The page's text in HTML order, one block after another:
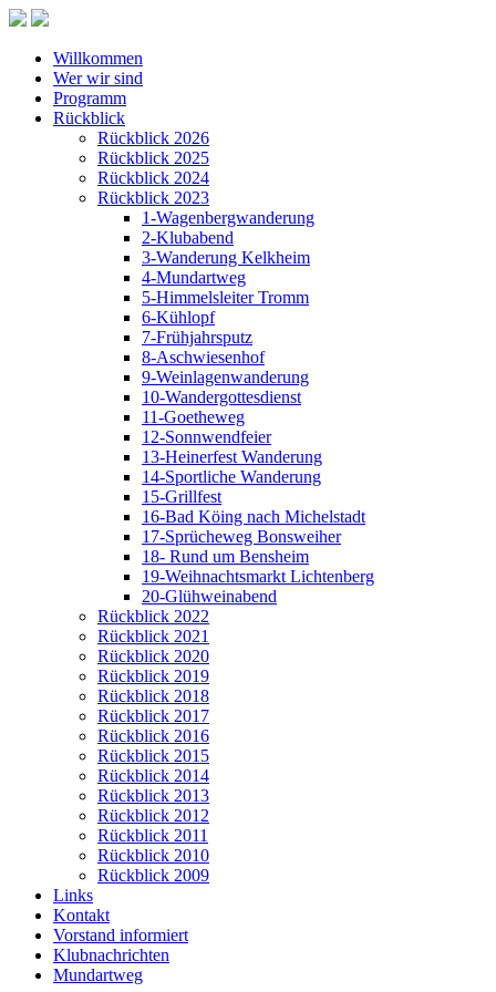
Willkommen
Wer wir sind
Programm
Rückblick
Rückblick 2026
Rückblick 2025
Rückblick 2024
Rückblick 2023
1-Wagenbergwanderung
2-Klubabend
3-Wanderung Kelkheim
4-Mundartweg
5-Himmelsleiter Tromm
6-Kühlopf
7-Frühjahrsputz
8-Aschwiesenhof
9-Weinlagenwanderung
10-Wandergottesdienst
11-Goetheweg
12-Sonnwendfeier
13-Heinerfest Wanderung
14-Sportliche Wanderung
15-Grillfest
16-Bad Köing nach Michelstadt
17-Sprücheweg Bonsweiher
18- Rund um Bensheim
19-Weihnachtsmarkt Lichtenberg
20-Glühweinabend
Rückblick 2022
Rückblick 2021
Rückblick 2020
Rückblick 2019
Rückblick 2018
Rückblick 2017
Rückblick 2016
Rückblick 2015
Rückblick 2014
Rückblick 2013
Rückblick 2012
Rückblick 2011
Rückblick 2010
Rückblick 2009
Links
Kontakt
Vorstand informiert
Klubnachrichten
Mundartweg